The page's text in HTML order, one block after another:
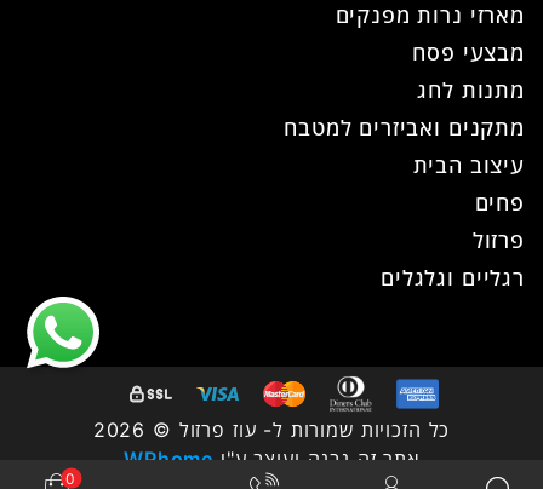
מארזי נרות מפנקים
מבצעי פסח
מתנות לחג
מתקנים ואביזרים למטבח
עיצוב הבית
פחים
פרזול
רגליים וגלגלים
כל הזכויות שמורות ל- עוז פרזול © 2026
אתר זה נבנה ועוצב ע"י WPhome